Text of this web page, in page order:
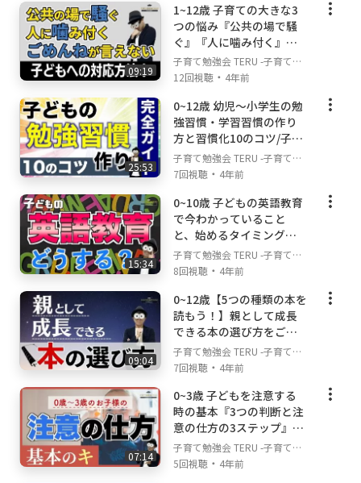
ますが、私はただ学べば良いわけではないと思
っています。学び＋心の安定を大切にしながら
情報を得ていくことで、親子ともに無理のな
い。でもベストな成長を実現できると考えてい
ます。そんな親子の心を大切にしながら子育
て・育児について学び、不安や悩みを解消して
いける情報を発信していけるよう頑張ります！
▼このチャンネルの合言葉
『できる限りできる範囲で』
私のチャンネルの情報を受け取る際には、どの
動画にもこの合言葉を前提にご覧下さい。『で
きる限りできる範囲で』という言葉は、子育
て・育児のベストな親の姿を表す言葉だと思っ
ています。子どもために親は犠牲になるのでは
なく、親も自分を大切にしながら、できる限り
できる範囲で子どもと関わっていく。その方が
子どもも安心できますし、親の不安も少しずつ
解消されていきます。親の心の安定ほど子ども
に良い影響を与えてくれることはありません！
▼このチャンネルを見てほしい方
・子育て・育児に自信がなくて不安や悩みを抱
えているという方
・子どもの成長のためにできることを知りたい
みや不安解決ch
09:19
1~12歳 子育ての大きな3
つの悩み『公共の場で騒
ぐ』『人に噛み付く』
『ごめんねが言えない』
時の対応方法！/子育て勉
の悩みや不安解決ch
子育て勉強会 TERU -子育て・
育児の悩みや不安解決ch-
12回視聴 ・ 4年前
25:53
0~12歳 幼児〜小学生の勉
強習慣・学習習慣の作り
方と習慣化10のコツ/子育
て勉強会TERUの子育て・
育児の悩みや不安解決ch
子育て勉強会 TERU -子育て・
育児の悩みや不安解決ch-
7回視聴 ・ 4年前
15:34
0~10歳 子どもの英語教育
で今わかっていること
と、始めるタイミングや
方法などの考え方『赤ち
ゃん～幼児、小学生向け
会TERUの子育て・育児の
悩みや不安解決ch
子育て勉強会 TERU -子育て・
育児の悩みや不安解決ch-
8回視聴 ・ 4年前
09:04
0~12歳【5つの種類の本を
読もう！】親として成長
できる本の選び方をご紹
介します！/子育て勉強会
TERUの子育て・育児の悩
子育て勉強会 TERU -子育て・
育児の悩みや不安解決ch-
7回視聴 ・ 4年前
07:14
0~3歳 子どもを注意する
時の基本『3つの判断と注
意の仕方の3ステップ』/
子育て勉強会TERUの子育
て・育児の悩みや不安解
子育て勉強会 TERU -子育て・
育児の悩みや不安解決ch-
5回視聴 ・ 4年前